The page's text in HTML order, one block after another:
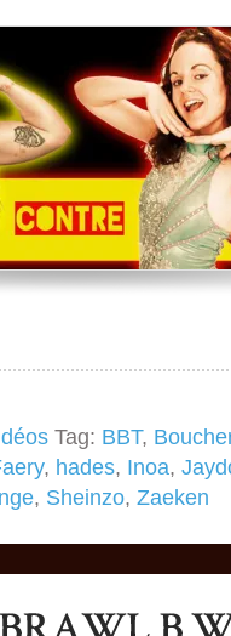
Tag: BBT,
, hades, Inoa,
, Sheinzo, Zaeken